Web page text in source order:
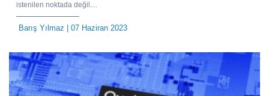
istenilen noktada değil....
Barış Yılmaz | 07 Haziran 2023